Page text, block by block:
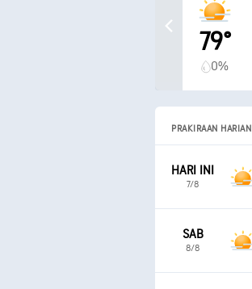
79°
0%
PRAKIRAAN HARIAN
HARI INI
7/8
SAB
8/8